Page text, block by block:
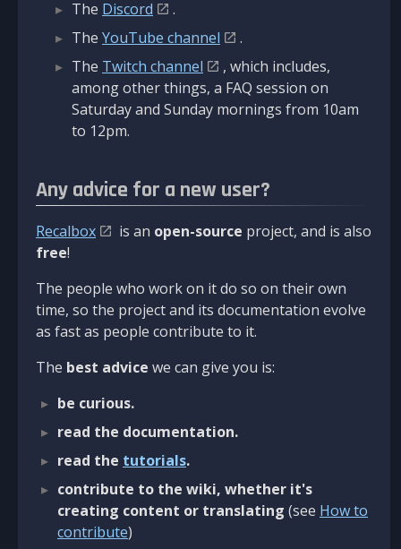
The Discord
.
The YouTube channel
.
The Twitch channel
, which includes,
among other things, a FAQ session on
Saturday and Sunday mornings from 10am
to 12pm.
Any advice for a new user?
Recalbox is an open-source project, and is also
free!
The people who work on it do so on their own
time, so the project and its documentation evolve
as fast as people contribute to it.
The best advice we can give you is:
be curious.
read the documentation.
read the tutorials.
contribute to the wiki, whether it's
creating content or translating (see How to
contribute)